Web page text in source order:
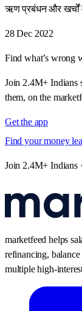
ऋण प्रबंधन और खर्चों
28 Dec 2022
Find what’s wrong
Join 2.4M+ Indians
them, on the
Get the app
Find your money
Join 2.4M+ Indians
marketfeed helps
refinancing,
multiple high-